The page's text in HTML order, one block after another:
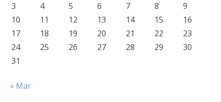
3
4 5 6 7 8
9
10
11 12 13 14 15
16
17
18 19 20 21 22
23
24
25 26 27 28 29
30
31
« Mar